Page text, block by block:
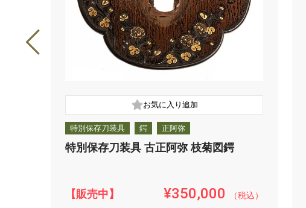
特別保存刀装具 鍔 正阿弥
特別保存刀装具 古正阿弥 枝菊図鍔
【販売中】 ¥350,000 （税込）